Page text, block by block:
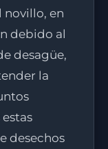
en
debido al
desagüe,
la
desechos